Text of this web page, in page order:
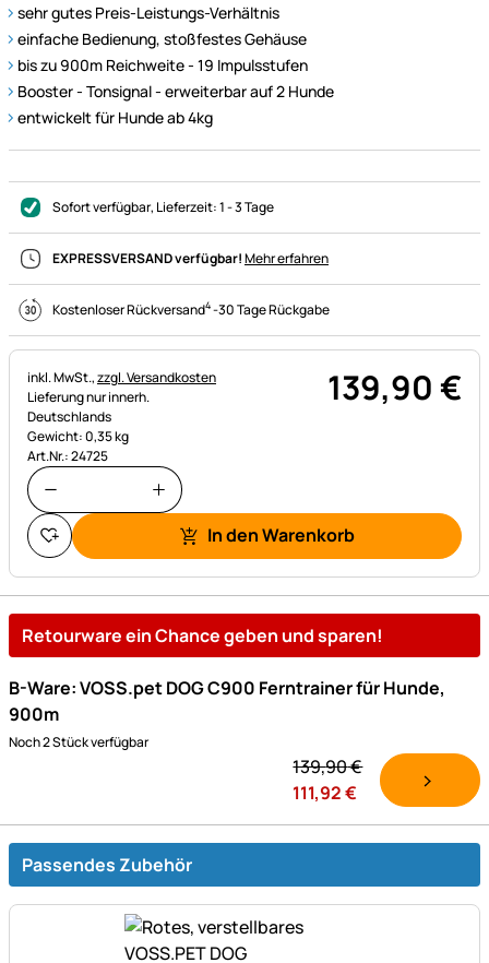
sehr gutes Preis-Leistungs-Verhältnis
einfache Bedienung, stoßfestes Gehäuse
bis zu 900m Reichweite - 19 Impulsstufen
Booster - Tonsignal - erweiterbar auf 2 Hunde
entwickelt für Hunde ab 4kg
Sofort verfügbar, Lieferzeit:1 - 3 Tage
EXPRESSVERSAND verfügbar!Mehr erfahren
Kostenloser Rückversand4-30 Tage Rückgabe
Steuerhinweis:
inkl. MwSt.,zzgl. Versandkosten
Lieferung nur innerh.
Deutschlands
Gewicht: 0,35 kg
Art.Nr.: 24725
139,90€
In den Warenkorb
Retourware ein Chance geben und sparen!
B-Ware: VOSS.pet DOG C900 Ferntrainer für Hunde,
900m
Noch 2 Stück verfügbar
139,90€
111,92 €
Passendes Zubehör